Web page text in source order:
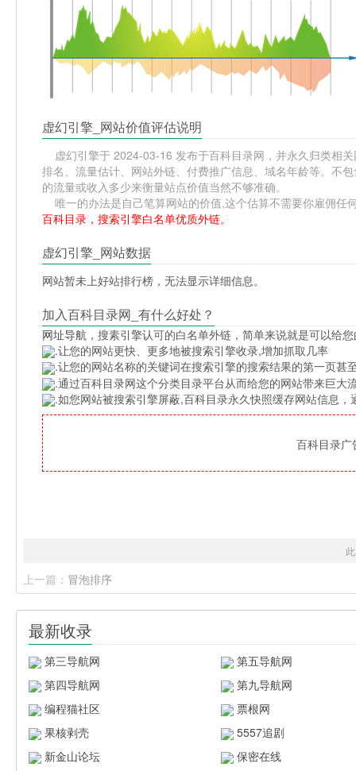
虚幻引擎_网站价值评估说明
虚幻引擎于 2024-03-16 发布于百科目录网，并永久归类相
排名、流量估计、网站外链、付费推广信息、域名年龄等。不
的流量或收入多少来衡量站点价值当然不够准确。
唯一的办法是自己笔算网站的价值,这个估算不需要你雇佣任
百科目录，搜索引擎白名单优质外链。
虚幻引擎_网站数据
网站暂未上好站排行榜，无法显示详细信息。
加入百科目录网_有什么好处？
网址导航 ，搜素引擎认可的白名单外链，简单来说就是可以给
.让您的网站更快、更多地被搜索引擎收录,增加抓取几率
.让您的网站名称的关键词在搜索引擎的搜索结果的第一页甚
.通过百科目录网这个分类目录平台从而给您的网站带来巨大
.如您网站被搜索引擎屏蔽,百科目录永久快照缓存网站信息
百科目录
上一篇： 冒泡排序
最新收录
第三导航网
第五导航网
第四导航网
第九导航网
编程猫社区
票根网
果核剥壳
5557追剧
新金山论坛
保密在线